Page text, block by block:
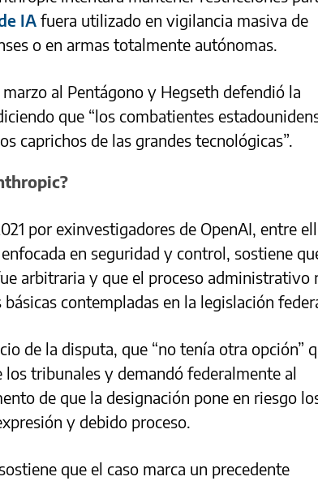
IA fuera utilizado en vigilancia masiva de
o en armas totalmente autónomas.
al Pentágono y Hegseth defendió la
que “los combatientes
caprichos de las grandes tecnológicas”.
por exinvestigadores de OpenAI, entre
en seguridad y control, sostiene
arbitraria y que el proceso administrativo
contempladas en la legislación
de la disputa, que “no tenía otra opción”
tribunales y demandó federalmente al
de que la designación pone en riesgo
y debido proceso.
que el caso marca un precedente